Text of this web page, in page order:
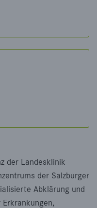
der Landesklinik
der Salzburger
Abklärung und